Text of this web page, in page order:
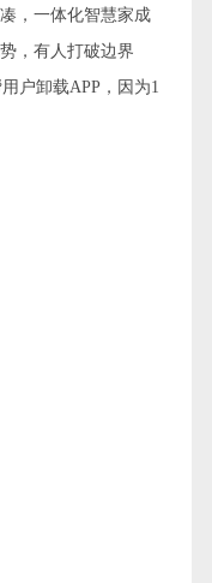
，一体化智慧家成
，有人打破边界
户卸载APP，因为1